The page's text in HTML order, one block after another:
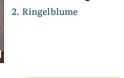
2. Ringelblume